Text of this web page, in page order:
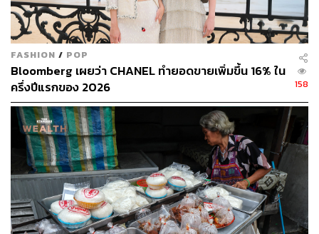
อ้างอิง:
https://www.aljazeera.com/economy/2026/3/23/world
-in-energy-crisis-worse-than-1970s-oil-shocks-combi
ned-iea-head-says
https://www.theguardian.com/world/2026/mar/23/iran
-war-energy-crisis-1970s-oil-shocks-fatih-birol-iea
TAGS: Energy Shock
Middle East
ก๊าซธรรมชาติ
IEA น้ำมัน
วิกฤตพลังงาน
Fatih Birol
Oil Shock
FASHION / POP
Bloomberg เผยว่า CHANEL ทำยอดขายเพิ่มขึ้น 16% ใน
ครึ่งปีแรกของ 2026
158